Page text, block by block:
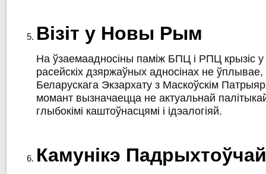
Візіт у Новы Рым
На ўзаемаадносіны паміж БПЦ і РПЦ крызіс у
расейскіх дзяржаўных адносінах не
Беларускага Экзархату з Маскоўскім
момант вызначаецца не актуальнай
глыбокімі каштоўнасцямі і ідэалогіяй.
Камунікэ